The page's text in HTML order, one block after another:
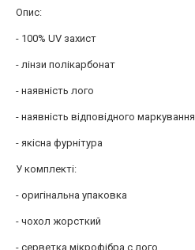
Опис:
- 100% UV захист
- лінзи полікарбонат
- наявність лого
- наявність відповідного маркування
- якісна фурнітура
У комплекті:
- оригінальна упаковка
- чохол жорсткий
- серветка мікрофібра c лого